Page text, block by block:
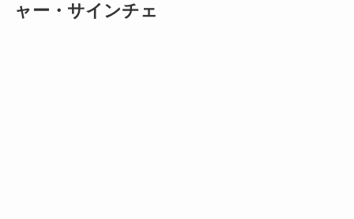
ャー・サインチェ